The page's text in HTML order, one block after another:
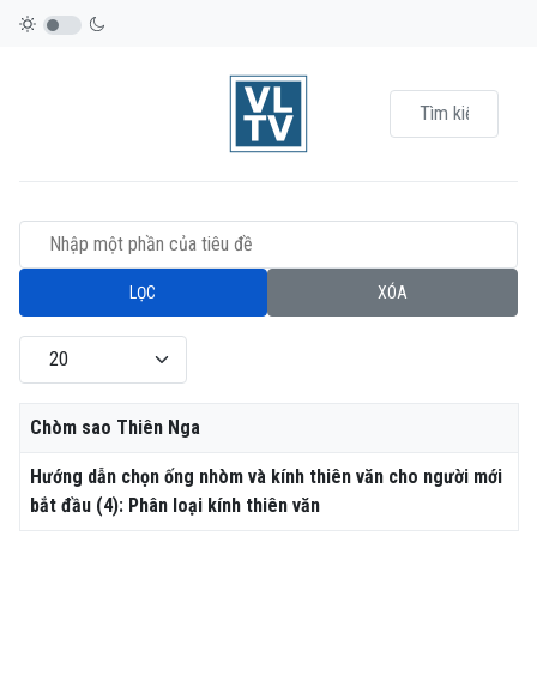
Nhập một phần của tiêu đề
LỌC XÓA
Hiển thị #
Tiêu đề
Chòm sao Thiên Nga
Hướng dẫn chọn ống nhòm và kính thiên văn cho người mới
bắt đầu (4): Phân loại kính thiên văn